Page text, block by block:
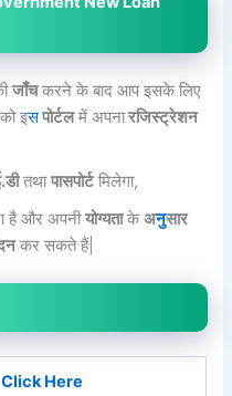
जाँचकरने के बाद आप इसके लिए
इसपोर्टलमें अपनारजिस्ट्रेशन
तथापासपोर्टमिलेगा,
है और अपनीयोग्यताकेअनुसार
कर सकते हैं|
Click Here